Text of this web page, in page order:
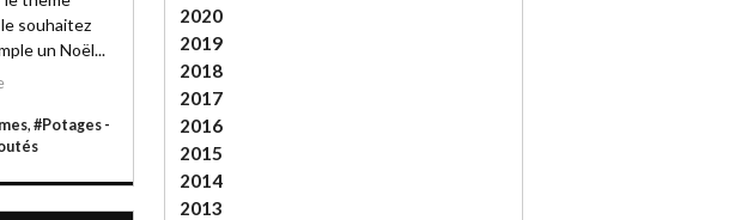
souhaitez
un Noël...
, #Potages -
2020
2019
2018
2017
2016
2015
2014
2013